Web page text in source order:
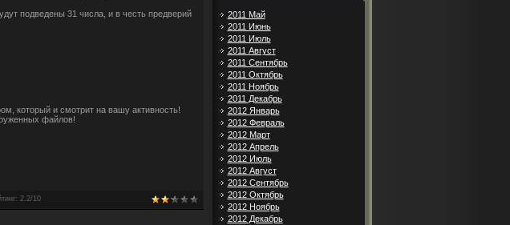
подведены 31 числа, и в честь предверий
который и смотрит на вашу активность!
файлов!
: 2.2/10
2011 Май
2011 Июнь
2011 Июль
2011 Август
2011 Сентябрь
2011 Октябрь
2011 Ноябрь
2011 Декабрь
2012 Январь
2012 Февраль
2012 Март
2012 Апрель
2012 Июль
2012 Август
2012 Сентябрь
2012 Октябрь
2012 Ноябрь
2012 Декабрь